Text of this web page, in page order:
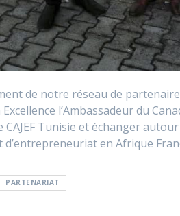
de notre réseau de
l’Ambassadeur du
Tunisie et échanger
en Afrique
PARTENARIAT